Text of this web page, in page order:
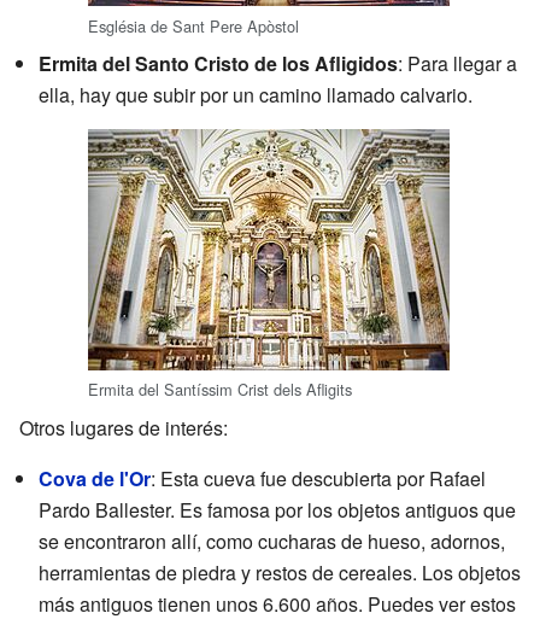
Església de Sant Pere Apòstol
Ermita del Santo Cristo de los Afligidos: Para llegar a
ella, hay que subir por un camino llamado calvario.
Ermita del Santíssim Crist dels Afligits
Otros lugares de interés:
Cova de l'Or: Esta cueva fue descubierta por Rafael
Pardo Ballester. Es famosa por los objetos antiguos que
se encontraron allí, como cucharas de hueso, adornos,
herramientas de piedra y restos de cereales. Los objetos
más antiguos tienen unos 6.600 años. Puedes ver estos